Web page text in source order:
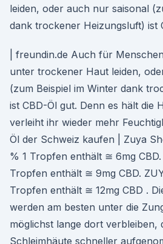
leiden, oder auch nur saisonal
dank trockener Heizungsluft) ist
| freundin.de Auch für
unter trockener Haut leiden,
(zum Beispiel im Winter dank
ist CBD-Öl gut. Denn es hält die
verleiht ihr wieder mehr
Öl der Schweiz kaufen | Zuya
% 1 Tropfen enthält ≅ 6mg CBD.
Tropfen enthält ≅ 9mg CBD.
Tropfen enthält ≅ 12mg CBD .
werden am besten unter die
möglichst lange dort verbleiben,
Schleimhäute schneller